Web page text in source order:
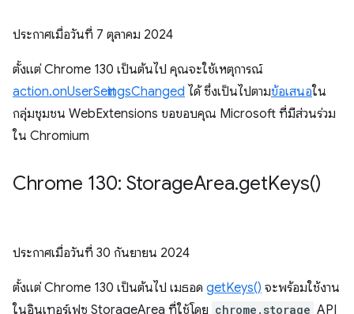
ประกาศเมื่อวันที่ 7 ตุลาคม 2024
ตั้งแต่ Chrome 130 เป็นต้นไป คุณจะใช้เหตุการณ์
action.onUserSettingsChanged ได้ ซึ่งเป็นไปตามข้อเสนอใน
กลุ่มชุมชน WebExtensions ขอขอบคุณ Microsoft ที่มีส่วนร่วม
ใน Chromium
Chrome 130: StorageArea.getKeys()
ประกาศเมื่อวันที่ 30 กันยายน 2024
ตั้งแต่ Chrome 130 เป็นต้นไป เมธอด getKeys() จะพร้อมใช้งาน
ในอินเทอร์เฟซ StorageArea ที่ใช้โดย chrome.storage API